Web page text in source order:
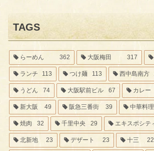
TAGS
らーめん 362 大阪梅田 317
ランチ 113 つけ麺 113 西中島南方
うどん 74 大阪駅前ビル 67 カレー
新大阪 49 阪急三番街 39 中華料理
焼肉 32 千里中央 29 エキスポシテ
北新地 23 デザート 23 十三 22